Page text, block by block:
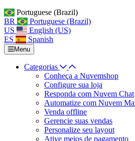
Portuguese (Brazil)
BR
Portuguese (Brazil)
US
English (US)
ES
Spanish
Menu
Categorias
Conheça a Nuvemshop
Configure sua loja
Responda com Nuvem Chat
Automatize com Nuvem
Venda offline
Gerencie suas vendas
Personalize seu layout
Ative meios de pagamento